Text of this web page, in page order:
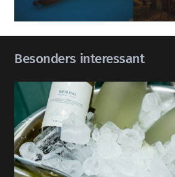
Besonders interessant